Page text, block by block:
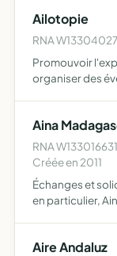
moyen…
Ailotopie
RNA
Promouvoir
organiser des
Aina
RNA
Créée en 2011
Échanges et
en particulier,
Madagascar
Aire Andaluz